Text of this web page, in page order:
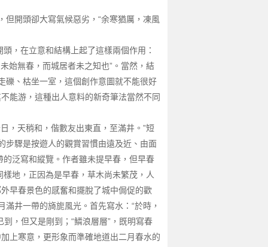
開頭卻大寫氣候惡劣，“余寒猶厲，凍風
，在立意和結構上起了這樣兩個作用：
始無春，而城居者未之知也”。當然，結
礫、枯坐一室，這個創作意圖就不能很好
能游，這種出人意料的新奇筆法當然不同
，天稍和，偕數友出東直，至滿井。”短
步驟是按遊人的觀賞習慣由遠及近、由面
泛寫和縱覽。作者雖未提早春，但早春
地，正因為是早春，草木尚未繁茂，人
早春景色的感奮和擺脫了城中侷促的歡
井一帶的旖旎風光。首先寫水：“於時，
，但又是剛到；“鱗浪層層”，既明寫春
上寒意，更形象而準確地道出二月春水的